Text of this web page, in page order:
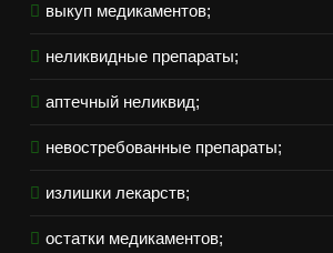
выкуп медикаментов;
неликвидные препараты;
аптечный неликвид;
невостребованные препараты;
излишки лекарств;
остатки медикаментов;